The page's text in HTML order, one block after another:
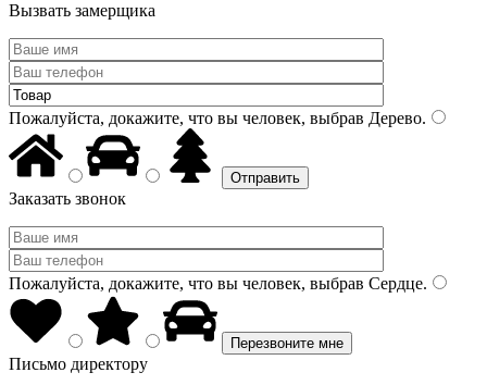
Вызвать замерщика
Пожалуйста, докажите, что вы человек, выбрав Дерево.
Заказать звонок
Пожалуйста, докажите, что вы человек, выбрав Сердце.
Письмо директору